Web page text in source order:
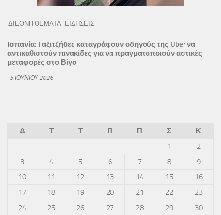
ΔΙΕΘΝΗ ΘΕΜΑΤΑ ΕΙΔΗΣΕΙΣ
Ισπανία: Tαξιτζήδες καταγράφουν οδηγούς της Uber να
αντικαθιστούν πινακίδες για να πραγματοποιούν αστικές
μεταφορές στο Βίγο
5 ΙΟΥΝΊΟΥ 2026
Δ Τ Τ Π Π Σ
Κ
1
2
3
4 5 6 7 8
9
10
11 12 13 14 15
16
17
18 19 20 21 22
23
24
25 26 27 28 29
30